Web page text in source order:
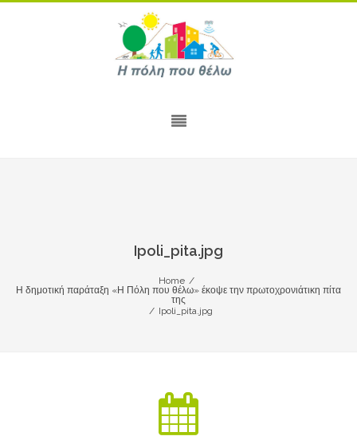
Ipoli_pita.jpg
Home /
Η δημοτική παράταξη «Η Πόλη που θέλω» έκοψε την πρωτοχρονιάτικη πίτα
της
/ Ipoli_pita.jpg